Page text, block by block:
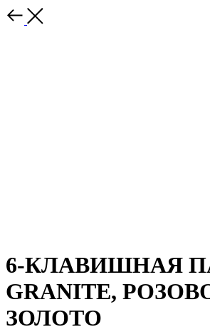
6-КЛАВИШНАЯ
GRANITE,
ЗОЛОТО